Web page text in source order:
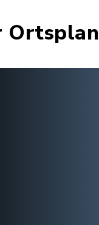
Ortsplan